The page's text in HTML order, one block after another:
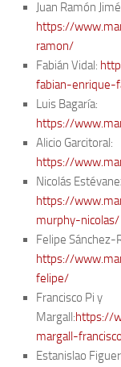
Juan Ramón
https://
ramon/
Fabián Vidal:
fabian-enrique-
Luis Bagaría:
https://
Alicio Garcitoral:
https://
Nicolás
https://
murphy-nicolas/
Felipe Sánchez-
https://
felipe/
Francisco Pi y
Margall:https://
margall-
Estanislao